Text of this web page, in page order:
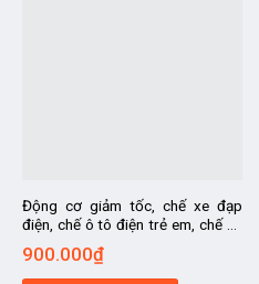
Động cơ giảm tốc, chế xe đạp
điện, chế ô tô điện trẻ em, chế xe
đẩy hàng, chế xe chở hàng, chế xe
bán hàng rong
900.000₫